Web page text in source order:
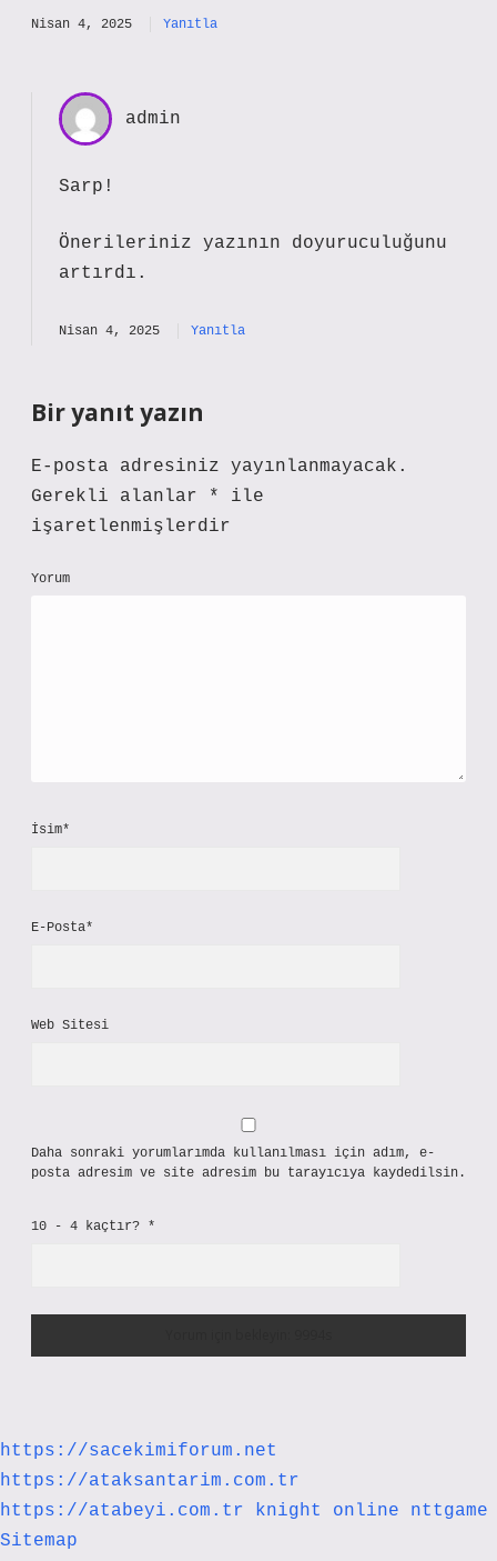
Nisan 4, 2025 Yanıtla
admin
Sarp!
Önerileriniz yazının doyuruculuğunu
artırdı.
Nisan 4, 2025 Yanıtla
Bir yanıt yazın
E-posta adresiniz yayınlanmayacak.
Gerekli alanlar
*
ile
işaretlenmişlerdir
Yorum
İsim*
E-Posta*
Web Sitesi
Daha sonraki yorumlarımda kullanılması için adım, e-
posta adresim ve site adresim bu tarayıcıya kaydedilsin.
10 - 4 kaçtır? *
https://sacekimiforum.net
https://ataksantarim.com.tr
https://atabeyi.com.tr
knight online
nttgame
Sitemap